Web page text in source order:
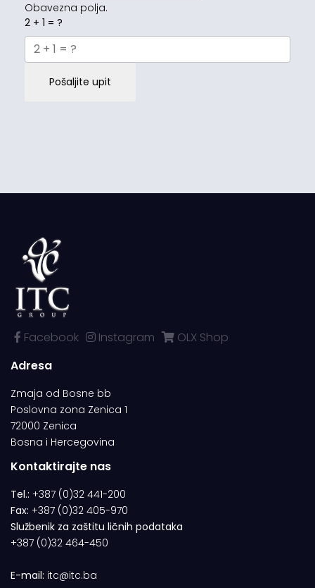
Obavezna polja.
2 + 1 = ?
Pošaljite upit
Facebook Instagram
OLX Shop
Adresa
Zmaja od Bosne bb
Poslovna zona Zenica 1
72000 Zenica
Bosna i Hercegovina
Kontaktirajte nas
Tel.: +387 (0)32 441-200
Fax: +387 (0)32 405-970
Službenik za zaštitu ličnih podataka
+387 (0)32 464-450
E-mail: itc@itc.ba